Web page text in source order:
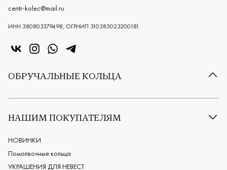
centr-kolec@mail.ru
ИНН 380803379498, ОГРНИП 310385023200181
«Центр колец» в VK
«Центр колец» в Instagram
«Центр колец» в Whatsapp
«Центр колец» в Telegram
ОБРУЧАЛЬНЫЕ КОЛЬЦА
Все обручальные кольца
Европейские обручальные кольца
Мужские обручальные кольца
Женские обручальные кольца
Обручальные кольца из платины
НАШИМ ПОКУПАТЕЛЯМ
НОВИНКИ
Помолвочные кольца
УКРАШЕНИЯ ДЛЯ НЕВЕСТ